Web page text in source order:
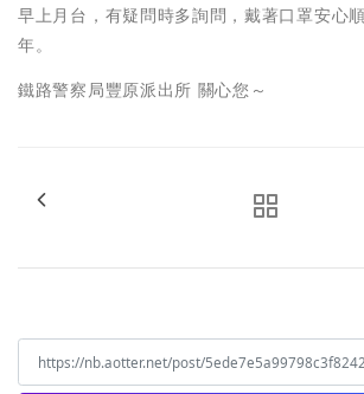
早上月台，有疑問時多詢問，戴著口罩安心
年。
鐵路警察局豐原派出所 關心您～